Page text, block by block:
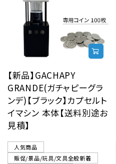
【新品】GACHAPY
GRANDE(ガチャピーグラ
ンデ)【ブラック】カプセルト
イマシン 本体【送料別途お
見積】
人気商品
販促/景品/玩具/文具全般新着